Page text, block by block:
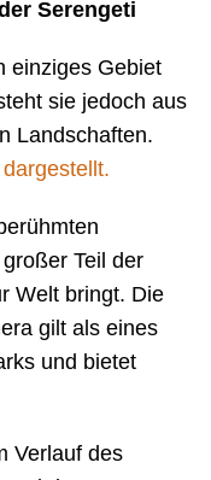
Serengeti
einziges Gebiet
sie jedoch aus
Landschaften.
Teil der
Welt bringt. Die
gilt als eines
und bietet
Verlauf des